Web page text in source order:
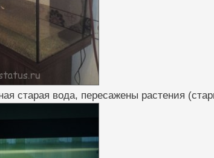
старая вода, пересажены растения